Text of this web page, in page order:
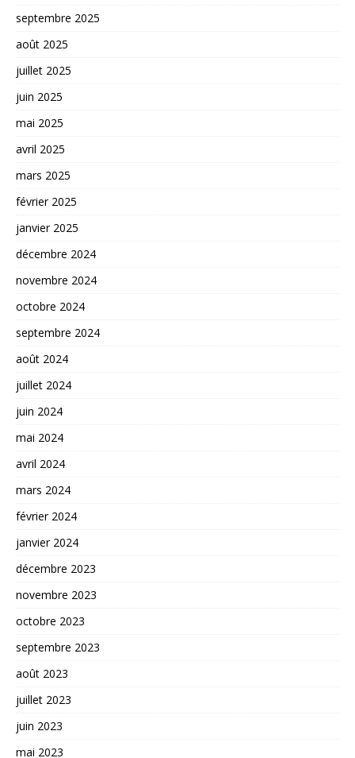
septembre 2025
août 2025
juillet 2025
juin 2025
mai 2025
avril 2025
mars 2025
février 2025
janvier 2025
décembre 2024
novembre 2024
octobre 2024
septembre 2024
août 2024
juillet 2024
juin 2024
mai 2024
avril 2024
mars 2024
février 2024
janvier 2024
décembre 2023
novembre 2023
octobre 2023
septembre 2023
août 2023
juillet 2023
juin 2023
mai 2023